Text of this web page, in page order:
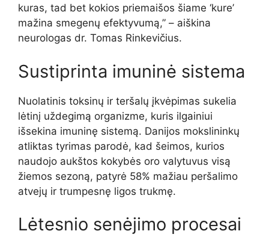
kuras, tad bet kokios priemaišos šiame ‘kure’
mažina smegenų efektyvumą,” – aiškina
neurologas dr. Tomas Rinkevičius.
Sustiprinta imuninė sistema
Nuolatinis toksinų ir teršalų įkvėpimas sukelia
lėtinį uždegimą organizme, kuris ilgainiui
išsekina imuninę sistemą. Danijos mokslininkų
atliktas tyrimas parodė, kad šeimos, kurios
naudojo aukštos kokybės oro valytuvus visą
žiemos sezoną, patyrė 58% mažiau peršalimo
atvejų ir trumpesnę ligos trukmę.
Lėtesnio senėjimo procesai